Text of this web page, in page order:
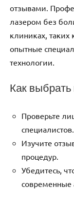
отзывами.
лазером без
клиниках, таких
опытные
технологии.
Как выбрать
Проверьте
специалистов.
Изучите
процедур.
Убедитесь,
современные